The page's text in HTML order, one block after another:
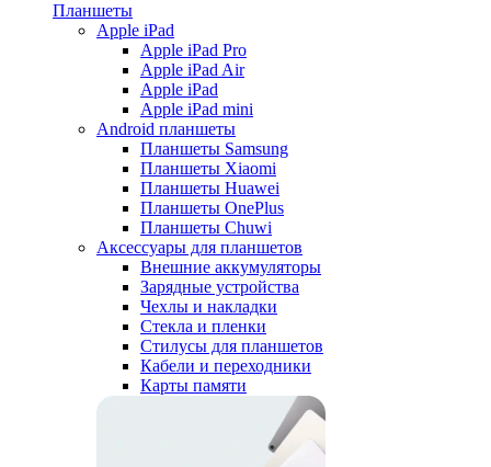
Планшеты
Apple iPad
Apple iPad Pro
Apple iPad Air
Apple iPad
Apple iPad mini
Android планшеты
Планшеты Samsung
Планшеты Xiaomi
Планшеты Huawei
Планшеты OnePlus
Планшеты Chuwi
Аксессуары для планшетов
Внешние аккумуляторы
Зарядные устройства
Чехлы и накладки
Стекла и пленки
Стилусы для планшетов
Кабели и переходники
Карты памяти